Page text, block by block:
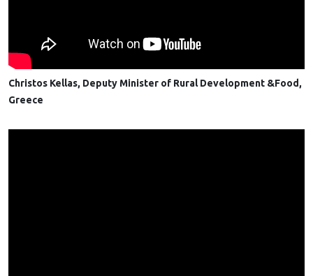
Christos Kellas, Deputy Minister of Rural Development &Food,
Greece